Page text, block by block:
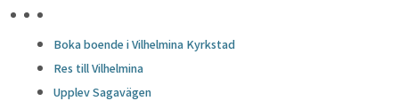
Boka boende i Vilhelmina Kyrkstad
Res till Vilhelmina
Upplev Sagavägen